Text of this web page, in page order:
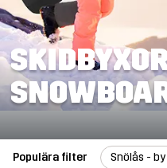
Populära filter Snölås -